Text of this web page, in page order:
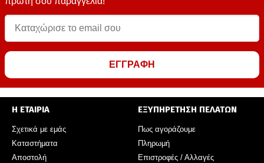
ΕΓΓΡΑΦΗ
Η ΕΤΑΙΡΙΑ
Σχετικά με εμάς
Καταστήματα
Αποστολή
ΕΞΥΠΗΡΕΤΗΣΗ ΠΕΛΑΤΩΝ
Πως αγοράζουμε
Πληρωμή
Επιστροφές / Αλλαγές